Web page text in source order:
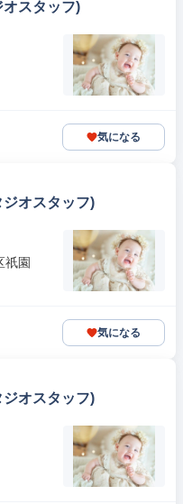
スタッフ)
気になる
オスタッフ)
祇園
気になる
オスタッフ)